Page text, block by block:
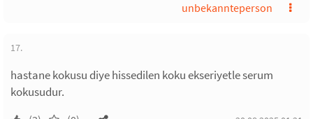
unbekannteperson
17.
hastane kokusu diye hissedilen koku ekseriyetle serum
kokusudur.